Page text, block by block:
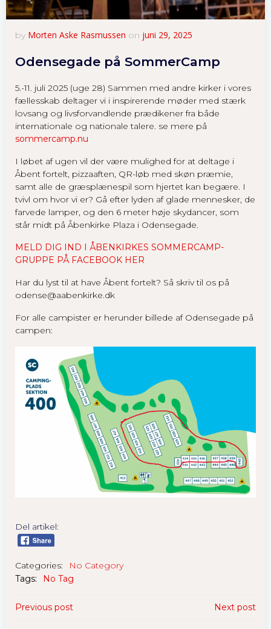
by Morten Aske Rasmussen on juni 29, 2025
Odensegade på SommerCamp
5.-11. juli 2025 (uge 28) Sammen med andre kirker i vores
fællesskab deltager vi i inspirerende møder med stærk
lovsang og livsforvandlende prædikener fra både
internationale og nationale talere. se mere på
sommercamp.nu
I løbet af ugen vil der være mulighed for at deltage i
Åbent fortelt, pizzaaften, QR-løb med skøn præmie,
samt alle de græsplænespil som hjertet kan begære. I
tvivl om hvor vi er? Gå efter lyden af glade mennesker, de
farvede lamper, og den 6 meter høje skydancer, som
står midt på Åbenkirke Plaza i Odensegade.
MELD DIG IND I ÅBENKIRKES SOMMERCAMP-
GRUPPE PÅ FACEBOOK HER
Har du lyst til at have Åbent fortelt? Så skriv til os på
odense@aabenkirke.dk
For alle campister er herunder billede af Odensegade på
campen:
Del artikel:
Categories:
No Category
Tags:
No Tag
Previous post Next post
Disse cookies
fravælges. De
er nødvendige
for at sidens
funktioner.
Statistik
For at vi
kan
forbedre
sidens
funktioner
struktur.
virker så
du fravælger
disse, vil
nogle
funktioner
ikke være
tilgængelige.
Marketing